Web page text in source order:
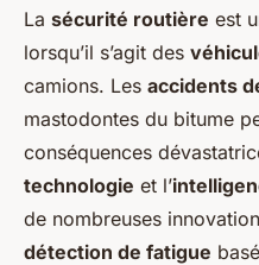
Quels sont les
systèmes de
fatigue basés
mouvements
les
lourds?
La sécurité routière est
lorsqu’il s’agit des
camions. Les accidents
mastodontes du bitume
conséquences
technologie et l’
de nombreuses
détection de fatigue